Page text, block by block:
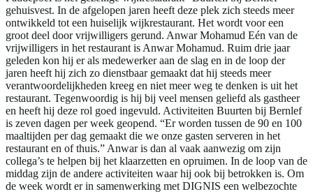
gehuisvest. In de afgelopen jaren heeft deze plek zich steeds meer
ontwikkeld tot een huiselijk wijkrestaurant. Het wordt voor een
groot deel door vrijwilligers gerund. Anwar Mohamud Eén van de
vrijwilligers in het restaurant is Anwar Mohamud. Ruim drie jaar
geleden kon hij er als medewerker aan de slag en in de loop der
jaren heeft hij zich zo dienstbaar gemaakt dat hij steeds meer
verantwoordelijkheden kreeg en niet meer weg te denken is uit het
restaurant. Tegenwoordig is hij bij veel mensen geliefd als gastheer
en heeft hij deze rol goed ingevuld. Activiteiten Buurten bij Bernlef
is zeven dagen per week geopend. “Er worden tussen de 90 en 100
maaltijden per dag gemaakt die we onze gasten serveren in het
restaurant en of thuis.” Anwar is dan al vaak aanwezig om zijn
collega’s te helpen bij het klaarzetten en opruimen. In de loop van de
middag zijn de andere activiteiten waar hij ook bij betrokken is. Om
de week wordt er in samenwerking met DIGNIS een welbezochte